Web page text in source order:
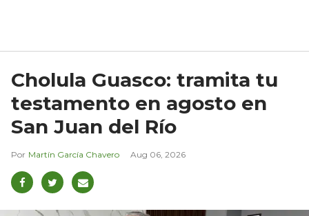
Cholula Guasco: tramita tu
testamento en agosto en
San Juan del Río
Martín García Chavero Aug 06, 2026